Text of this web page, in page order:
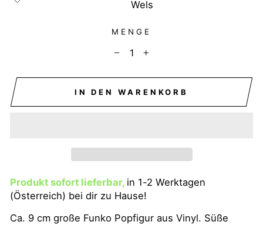
Wels
MENGE
+
IN DEN WARENKORB
Produkt sofort lieferbar, in 1-2 Werktagen
(Österreich) bei dir zu Hause!
Ca. 9 cm große Funko Popfigur aus Vinyl. Süße